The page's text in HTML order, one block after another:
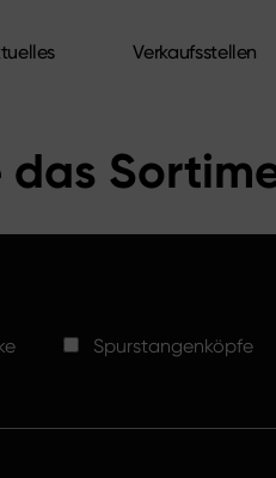
Verkaufsstellen
das
Spurstangenköpfe